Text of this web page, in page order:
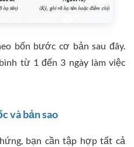
bốn bước cơ bản sau đây.
từ 1 đến 3 ngày làm việc
và bản sao
bạn cần tập hợp tất cả